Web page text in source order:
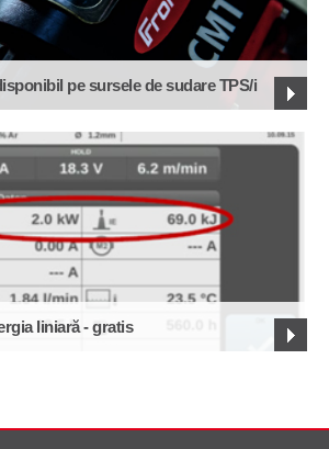
pe sursele de sudare TPS/i
liniară - gratis